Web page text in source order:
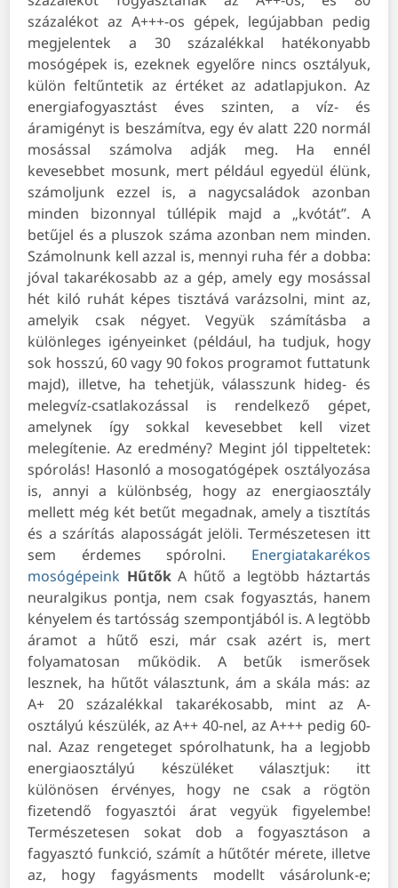
százalékot az A+++-os gépek, legújabban pedig
megjelentek a 30 százalékkal hatékonyabb
mosógépek is, ezeknek egyelőre nincs osztályuk,
külön feltűntetik az értéket az adatlapjukon. Az
energiafogyasztást éves szinten, a víz- és
áramigényt is beszámítva, egy év alatt 220 normál
mosással számolva adják meg. Ha ennél
kevesebbet mosunk, mert például egyedül élünk,
számoljunk ezzel is, a nagycsaládok azonban
minden bizonnyal túllépik majd a „kvótát”. A
betűjel és a pluszok száma azonban nem minden.
Számolnunk kell azzal is, mennyi ruha fér a dobba:
jóval takarékosabb az a gép, amely egy mosással
hét kiló ruhát képes tisztává varázsolni, mint az,
amelyik csak négyet. Vegyük számításba a
különleges igényeinket (például, ha tudjuk, hogy
sok hosszú, 60 vagy 90 fokos programot futtatunk
majd), illetve, ha tehetjük, válasszunk hideg- és
melegvíz-csatlakozással is rendelkező gépet,
amelynek így sokkal kevesebbet kell vizet
melegítenie. Az eredmény? Megint jól tippeltetek:
spórolás! Hasonló a mosogatógépek osztályozása
is, annyi a különbség, hogy az energiaosztály
mellett még két betűt megadnak, amely a tisztítás
és a szárítás alaposságát jelöli. Természetesen itt
sem érdemes spórolni. Energiatakarékos
mosógépeink HűtőkA hűtő a legtöbb háztartás
neuralgikus pontja, nem csak fogyasztás, hanem
kényelem és tartósság szempontjából is. A legtöbb
áramot a hűtő eszi, már csak azért is, mert
folyamatosan működik. A betűk ismerősek
lesznek, ha hűtőt választunk, ám a skála más: az
A+ 20 százalékkal takarékosabb, mint az A-
osztályú készülék, az A++ 40-nel, az A+++ pedig 60-
nal. Azaz rengeteget spórolhatunk, ha a legjobb
energiaosztályú készüléket választjuk: itt
különösen érvényes, hogy ne csak a rögtön
fizetendő fogyasztói árat vegyük figyelembe!
Természetesen sokat dob a fogyasztáson a
fagyasztó funkció, számít a hűtőtér mérete, illetve
az, hogy fagyásments modellt vásárolunk-e;